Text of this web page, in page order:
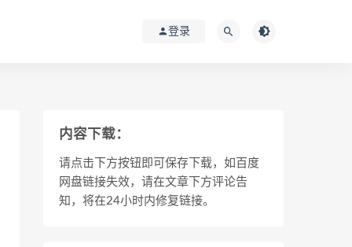
登录
内容下载：
请点击下方按钮即可保存下载，如百度
网盘链接失效，请在文章下方评论告
知，将在24小时内修复链接。